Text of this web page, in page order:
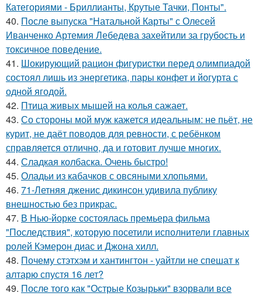
Категориями - Бриллианты, Крутые Тачки, Понты".
40. После выпуска "Натальной Карты" с Олесей
Иванченко Артемия Лебедева захейтили за грубость и
токсичное поведение.
41. Шокирующий рацион фигуристки перед олимпиадой
состоял лишь из энергетика, пары конфет и йогурта с
одной ягодой.
42. Птица живых мышей на колья сажает.
43. Со стороны мой муж кажется идеальным: не пьёт, не
курит, не даёт поводов для ревности, с ребёнком
справляется отлично, да и готовит лучше многих.
44. Сладкая колбаска. Очень быстро!
45. Оладьи из кабачков с овсяными хлопьями.
46. 71-Летняя дженис дикинсон удивила публику
внешностью без прикрас.
47. В Нью-йорке состоялась премьера фильма
"Последствия", которую посетили исполнители главных
ролей Кэмерон диас и Джона хилл.
48. Почему стэтхэм и хантингтон - уайтли не спешат к
алтарю спустя 16 лет?
49. После того как "Острые Козырьки" взорвали все